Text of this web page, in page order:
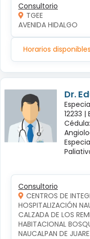
Consultorio
TGEE
AVENIDA HIDALGO
Horarios disponibles
Dr.
12233 |
Consultorio
CENTROS DE
HOSPITALIZACIÓN
CALZADA DE LOS
HABITACIONAL
NAUCALPAN DE